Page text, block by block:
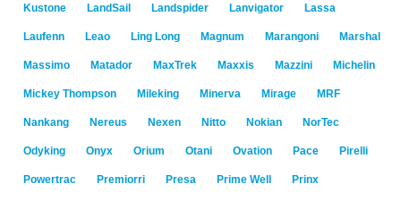
Kustone LandSail Landspider Lanvigator Lassa
Laufenn Leao Ling Long Magnum Marangoni Marshal
Massimo Matador MaxTrek Maxxis Mazzini Michelin
Mickey Thompson Mileking Minerva Mirage MRF
Nankang Nereus Nexen Nitto Nokian NorTec
Odyking Onyx Orium Otani Ovation Pace Pirelli
Powertrac Premiorri Presa Prime Well Prinx